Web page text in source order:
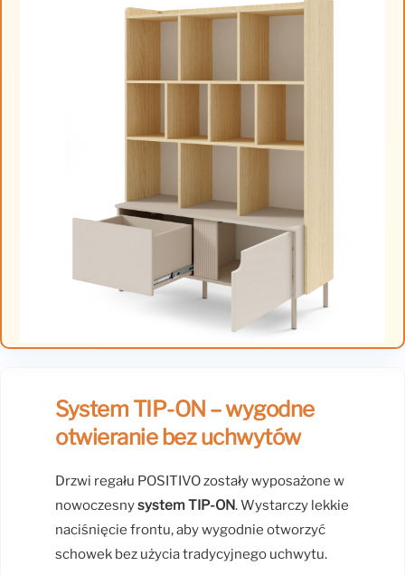
System TIP-ON – wygodne
otwieranie bez uchwytów
Drzwi regału POSITIVO zostały wyposażone w
nowoczesnysystem TIP-ON. Wystarczy lekkie
naciśnięcie frontu, aby wygodnie otworzyć
schowek bez użycia tradycyjnego uchwytu.